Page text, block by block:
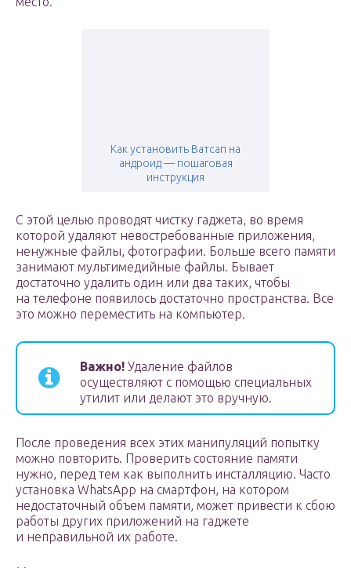
Как установить Ватсап на
андроид — пошаговая
инструкция
С этой целью проводят чистку гаджета, во время
которой удаляют невостребованные приложения,
ненужные файлы, фотографии. Больше всего памяти
занимают мультимедийные файлы. Бывает
достаточно удалить один или два таких, чтобы
на телефоне появилось достаточно пространства. Все
это можно переместить на компьютер.
Важно! Удаление файлов
осуществляют с помощью специальных
утилит или делают это вручную.
После проведения всех этих манипуляций попытку
можно повторить. Проверить состояние памяти
нужно, перед тем как выполнить инсталляцию. Часто
установка WhatsApp на смартфон, на котором
недостаточный объем памяти, может привести к сбою
работы других приложений на гаджете
и неправильной их работе.